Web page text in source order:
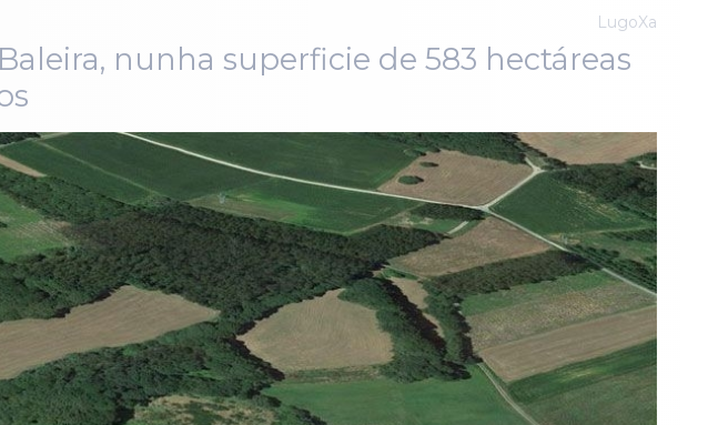
LugoXa
nunha superficie de 583 hectáreas